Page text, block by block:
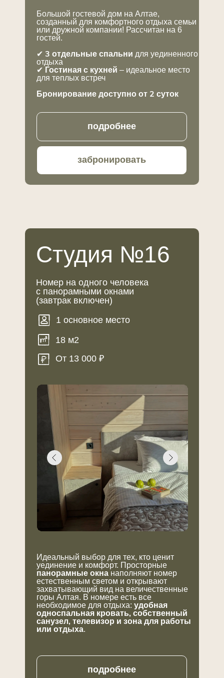
Большой гостевой дом на Алтае,
созданный для комфортного отдыха семьи
или дружной компании! Рассчитан на 6
гостей.
✔ 3 отдельные спальни для уединенного
отдыха
✔ Гостиная с кухней – идеальное место
для теплых встреч
Бронирование доступно от 2 суток
забронировать
подробнее
Студия №16
Номер на одного человека
с панорамными окнами
(завтрак включен)
1 основное место
18 м2
От 13 000 ₽
Идеальный выбор для тех, кто ценит
уединение и комфорт. Просторные
панорамные окнанаполняют номер
естественным светом и открывают
захватывающий вид на величественные
горы Алтая. В номере есть все
необходимое для отдыха: удобная
односпальная кровать, собственный
санузел, телевизор и зона для работы
или отдыха.
подробнее
+
Детский досуговый центр "Лес Чудес"
на курорте Манжерок
+
Контактный зоопарк Лохматая ферма
+
Камышлинский водопад
Гора Чертов палец
+
ДЛЯ АКТИВНЫХ
+
Прокат велосипедов
+
Байк-парк на курорте Манжерок:
+
+
Полеты на параплане
+
Экскурсии на багги
+
Конные прогулки
+
Прогулки на катерах